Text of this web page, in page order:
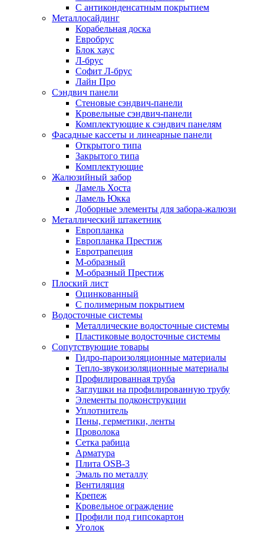
С антиконденсатным покрытием
Металлосайдинг
Корабельная доска
Евробрус
Блок хаус
Л-брус
Софит Л-брус
Лайн Про
Сэндвич панели
Стеновые сэндвич-панели
Кровельные сэндвич-панели
Комплектующие к сэндвич панелям
Фасадные кассеты и линеарные панели
Открытого типа
Закрытого типа
Комплектующие
Жалюзийный забор
Ламель Хоста
Ламель Юкка
Доборные элементы для забора-жалюзи
Металлический штакетник
Европланка
Европланка Престиж
Евротрапеция
М-образный
М-образный Престиж
Плоский лист
Оцинкованный
С полимерным покрытием
Водосточные системы
Металлические водосточные системы
Пластиковые водосточные системы
Сопутствующие товары
Гидро-пароизоляционные материалы
Тепло-звукоизоляционные материалы
Профилированная труба
Заглушки на профилированную трубу
Элементы подконструкции
Уплотнитель
Пены, герметики, ленты
Проволока
Сетка рабица
Арматура
Плита OSB-3
Эмаль по металлу
Вентиляция
Крепеж
Кровельное ограждение
Профили под гипсокартон
Уголок